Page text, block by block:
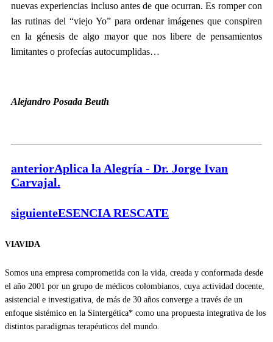
nuevas experiencias incluso antes de que ocurran. Es romper con
las rutinas del “viejo Yo” para ordenar imágenes que conspiren
en la génesis de algo mayor que nos libere de pensamientos
limitantes o profecías autocumplidas…
Alejandro Posada Beuth
anteriorAplica la Alegría - Dr. Jorge Ivan
Carvajal.
siguienteESENCIA RESCATE
VIAVIDA
Somos una empresa comprometida con la vida, creada y conformada desde
el año 2001 por un grupo de médicos colombianos, cuya actividad docente,
asistencial e investigativa, de más de 30 años converge a través de un
enfoque sistémico en la Sintergética* como una propuesta integrativa de los
distintos paradigmas terapéuticos del mundo.